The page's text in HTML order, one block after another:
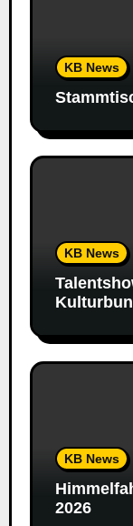
KB News
KB News
KB News
2026